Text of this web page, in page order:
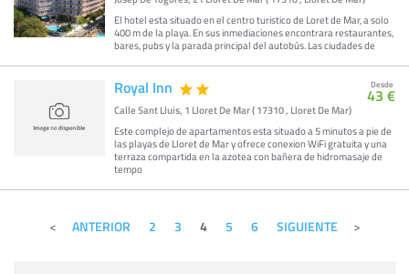
El hotel esta situado en el centro turistico de Loret de Mar, a solo
400 m de la playa. En sus inmediaciones encontrara restaurantes,
bares, pubs y la parada principal del autobús. Las ciudades de
Royal Inn
Calle Sant Lluis, 1 Lloret De Mar ( 17310 , Lloret De Mar)
Este complejo de apartamentos esta situado a 5 minutos a pie de
las playas de Lloret de Mar y ofrece conexion WiFi gratuita y una
terraza compartida en la azotea con bañera de hidromasaje de
tempo
Desde
43 €
ANTERIOR 2 3 4 5 6 SIGUIENTE